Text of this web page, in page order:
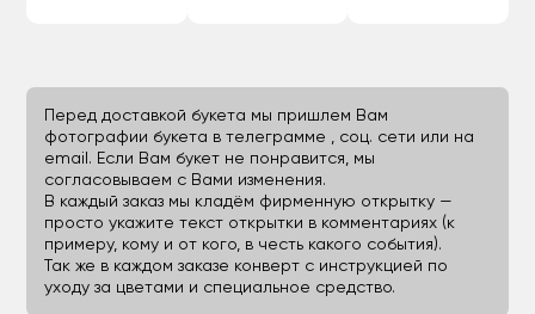
Перед доставкой букета мы пришлем Вам
фотографии букета в телеграмме , соц. сети или на
email. Если Вам букет не понравится, мы
согласовываем с Вами изменения.
В каждый заказ мы кладём фирменную открытку —
просто укажите текст открытки в комментариях (к
примеру, кому и от кого, в честь какого события).
Так же в каждом заказе конверт с инструкцией по
уходу за цветами и специальное средство.